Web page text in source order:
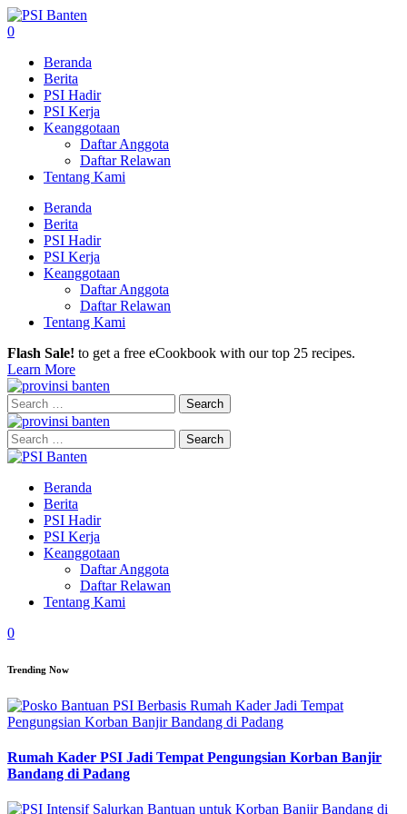
0
Beranda
Berita
PSI Hadir
PSI Kerja
Keanggotaan
Daftar Anggota
Daftar Relawan
Tentang Kami
Beranda
Berita
PSI Hadir
PSI Kerja
Keanggotaan
Daftar Anggota
Daftar Relawan
Tentang Kami
Flash Sale! to get a free eCookbook with our top 25 recipes.
Learn More
Search
for:
Search
for:
Beranda
Berita
PSI Hadir
PSI Kerja
Keanggotaan
Daftar Anggota
Daftar Relawan
Tentang Kami
0
Trending Now
Rumah Kader PSI Jadi Tempat Pengungsian Korban Banjir
Bandang di Padang